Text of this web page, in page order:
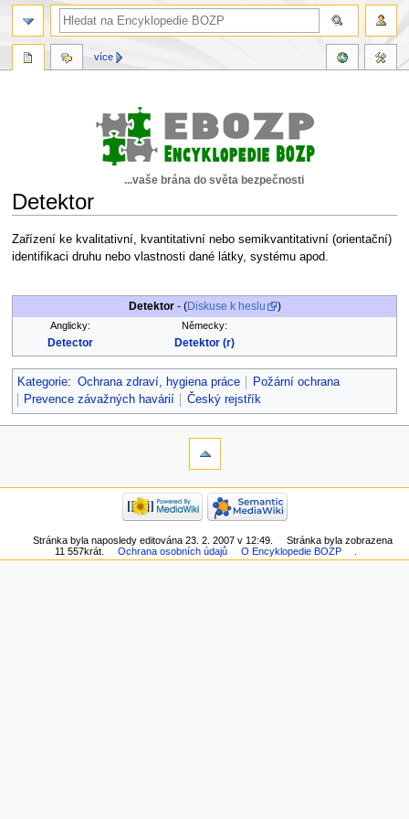
...vaše brána do světa bezpečnosti
Detektor
Skočit
na
Skočit
na
Zařízení ke kvalitativní, kvantitativní nebo semikvantitativní (orientační)
identifikaci druhu nebo vlastnosti dané látky, systému apod.
Detektor- (Diskuse k heslu )
Anglicky: Německy:
Detector Detektor (r)
Kategorie: Ochrana zdraví, hygiena práce
Požární ochrana
Prevence závažných havárií
Český rejstřík
více
Stránka byla naposledy editována 23. 2. 2007 v 12:49.
Stránka byla zobrazena
11 557krát.
Ochrana osobních údajů O Encyklopedie BOZP